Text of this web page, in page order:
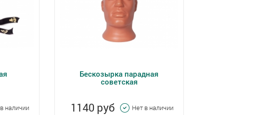
наличии
Бескозырка парадная
советская
1140 руб Нет в наличии